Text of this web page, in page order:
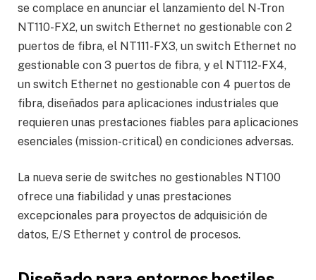
se complace en anunciar el lanzamiento del N-Tron
NT110-FX2, un switch Ethernet no gestionable con 2
puertos de fibra, el NT111-FX3, un switch Ethernet no
gestionable con 3 puertos de fibra, y el NT112-FX4,
un switch Ethernet no gestionable con 4 puertos de
fibra, diseñados para aplicaciones industriales que
requieren unas prestaciones fiables para aplicaciones
esenciales (mission-critical) en condiciones adversas.
La nueva serie de switches no gestionables NT100
ofrece una fiabilidad y unas prestaciones
excepcionales para proyectos de adquisición de
datos, E/S Ethernet y control de procesos.